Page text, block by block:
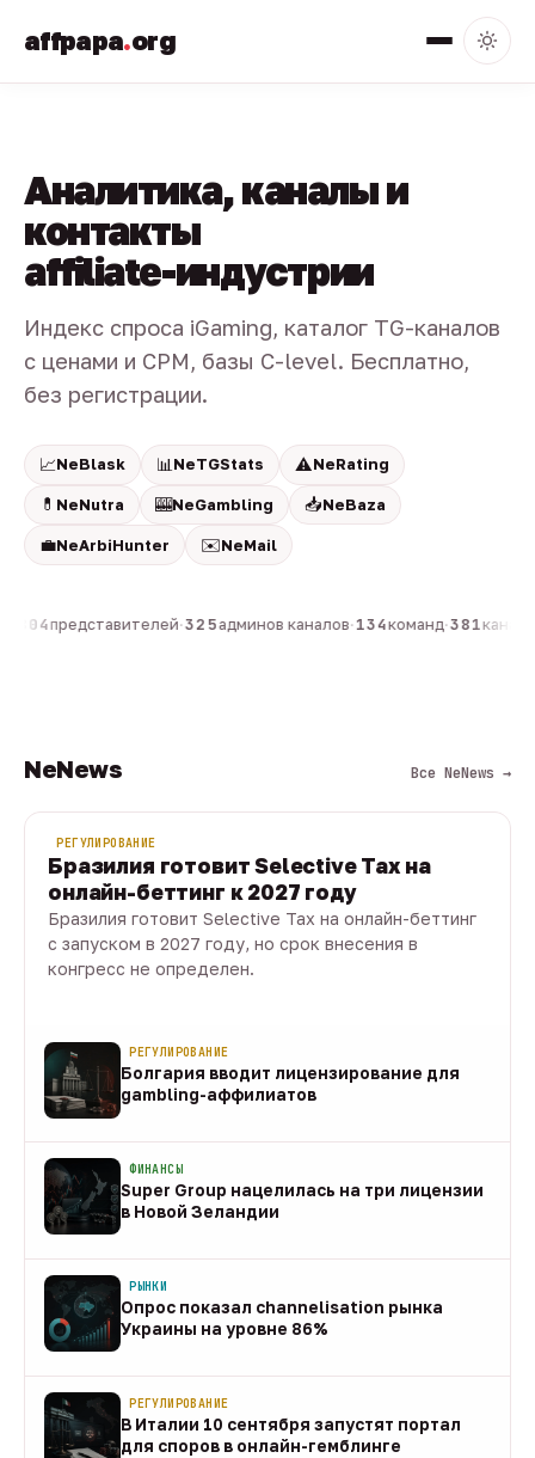
affpapa.org
Аналитика, каналы и
контакты
affiliate-индустрии
Индекс спроса iGaming, каталог TG-каналов
с ценами и CPM, базы C-level. Бесплатно,
без регистрации.
📈NeBlask 📊 NeTGStats ⚠️NeRating
💊 NeNutra 🎰NeGambling 📥NeBaza
💼NeArbiHunter ✉️NeMail
804представителей·325админов каналов·134команд·381
NeNews Все NeNews →
РЕГУЛИРОВАНИЕ
Бразилия готовит Selective Tax на
онлайн-беттинг к 2027 году
Бразилия готовит Selective Tax на онлайн-беттинг
с запуском в 2027 году, но срок внесения в
конгресс не определен.
РЕГУЛИРОВАНИЕ
Болгария вводит лицензирование для
gambling-аффилиатов
ФИНАНСЫ
Super Group нацелилась на три лицензии
в Новой Зеландии
РЫНКИ
Опрос показал channelisation рынка
Украины на уровне 86%
РЕГУЛИРОВАНИЕ
В Италии 10 сентября запустят портал
для споров в онлайн-гемблинге